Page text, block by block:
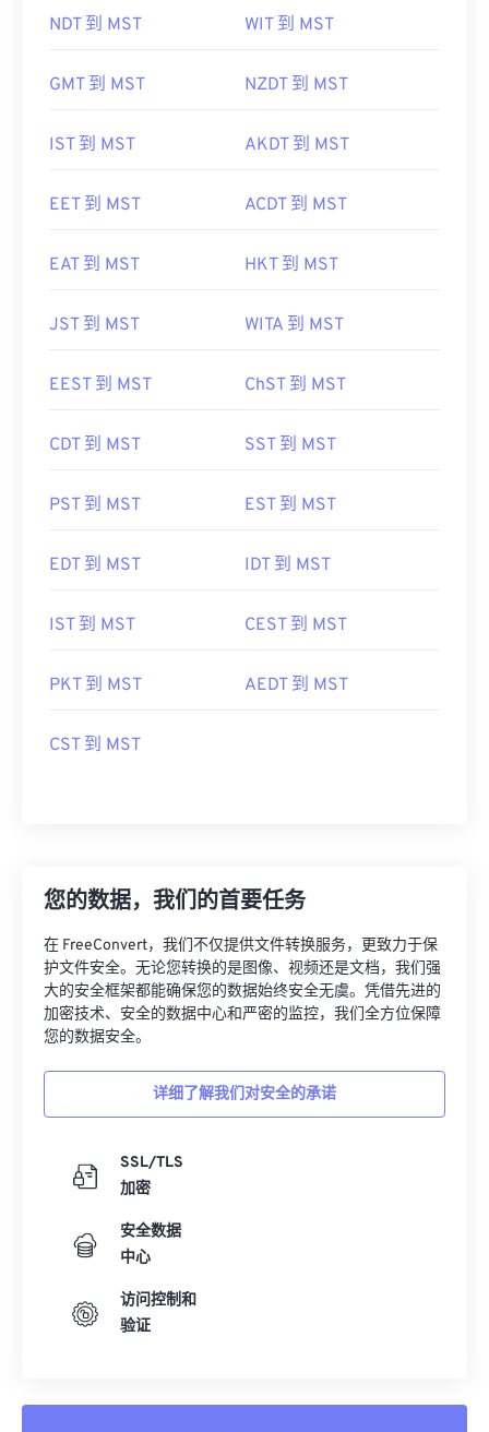
NDT 到 MST WIT 到 MST
GMT 到 MST NZDT 到 MST
IST 到 MST AKDT 到 MST
EET 到 MST ACDT 到 MST
EAT 到 MST HKT 到 MST
JST 到 MST WITA 到 MST
EEST 到 MST ChST 到 MST
CDT 到 MST SST 到 MST
PST 到 MST EST 到 MST
EDT 到 MST IDT 到 MST
IST 到 MST CEST 到 MST
PKT 到 MST AEDT 到 MST
CST 到 MST
您的数据，我们的首要任务
在 FreeConvert，我们不仅提供文件转换服务，更致力于保
护文件安全。无论您转换的是图像、视频还是文档，我们强
大的安全框架都能确保您的数据始终安全无虞。凭借先进的
加密技术、安全的数据中心和严密的监控，我们全方位保障
您的数据安全。
详细了解我们对安全的承诺
SSL/TLS
加密
安全数据
中心
访问控制和
验证